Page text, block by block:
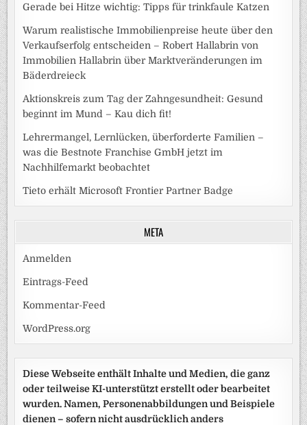
Gerade bei Hitze wichtig: Tipps für trinkfaule Katzen
Warum realistische Immobilienpreise heute über den
Verkaufserfolg entscheiden – Robert Hallabrin von
Immobilien Hallabrin über Marktveränderungen im
Bäderdreieck
Aktionskreis zum Tag der Zahngesundheit: Gesund
beginnt im Mund – Kau dich fit!
Lehrermangel, Lernlücken, überforderte Familien –
was die Bestnote Franchise GmbH jetzt im
Nachhilfemarkt beobachtet
Tieto erhält Microsoft Frontier Partner Badge
META
Anmelden
Eintrags-Feed
Kommentar-Feed
WordPress.org
Diese Webseite enthält Inhalte und Medien, die ganz
oder teilweise KI-unterstützt erstellt oder bearbeitet
wurden. Namen, Personenabbildungen und Beispiele
dienen – sofern nicht ausdrücklich anders